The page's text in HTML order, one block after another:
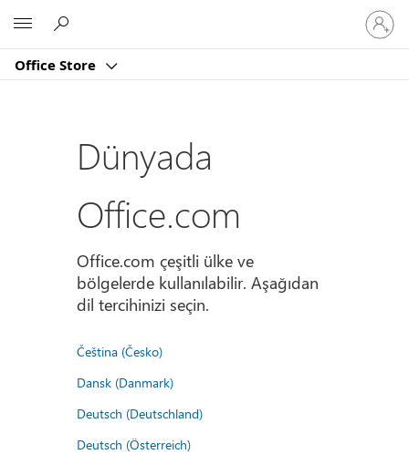
Office Store
oturum
açın
Dünyada
Office.com
Office.com çeşitli ülke ve
bölgelerde kullanılabilir. Aşağıdan
dil tercihinizi seçin.
Čeština (Česko)
Dansk (Danmark)
Deutsch (Deutschland)
Deutsch (Österreich)